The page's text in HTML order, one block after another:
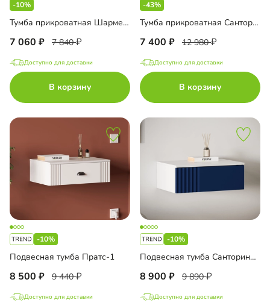
-10%
Тумба прикроватная Шармель-2 Лайф подвесная
7 060 7 840
Доступно для доставки
В корзину
-43%
Тумба прикроватная Санторини подвесная
7 400 12 980
Доступно для доставки
В корзину
-10%
Подвесная тумба Пратс-1
8 500 9 440
Доступно для доставки
-10%
Подвесная тумба Санторини-1 Лайф
8 900 9 890
Доступно для доставки